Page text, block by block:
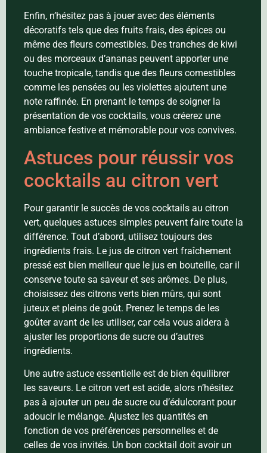
Enfin, n’hésitez pas à jouer avec des éléments
décoratifs tels que des fruits frais, des épices ou
même des fleurs comestibles. Des tranches de kiwi
ou des morceaux d’ananas peuvent apporter une
touche tropicale, tandis que des fleurs comestibles
comme les pensées ou les violettes ajoutent une
note raffinée. En prenant le temps de soigner la
présentation de vos cocktails, vous créerez une
ambiance festive et mémorable pour vos convives.
Astuces pour réussir vos
cocktails au citron vert
Pour garantir le succès de vos cocktails au citron
vert, quelques astuces simples peuvent faire toute la
différence. Tout d’abord, utilisez toujours des
ingrédients frais. Le jus de citron vert fraîchement
pressé est bien meilleur que le jus en bouteille, car il
conserve toute sa saveur et ses arômes. De plus,
choisissez des citrons verts bien mûrs, qui sont
juteux et pleins de goût. Prenez le temps de les
goûter avant de les utiliser, car cela vous aidera à
ajuster les proportions de sucre ou d’autres
ingrédients.
Une autre astuce essentielle est de bien équilibrer
les saveurs. Le citron vert est acide, alors n’hésitez
pas à ajouter un peu de sucre ou d’édulcorant pour
adoucir le mélange. Ajustez les quantités en
fonction de vos préférences personnelles et de
celles de vos invités. Un bon cocktail doit avoir un